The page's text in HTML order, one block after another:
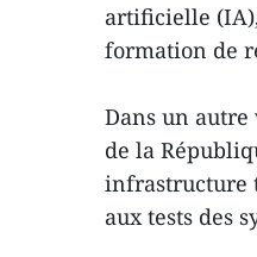
artificielle
formation de
Dans un
de la
infrastructure
aux tests des